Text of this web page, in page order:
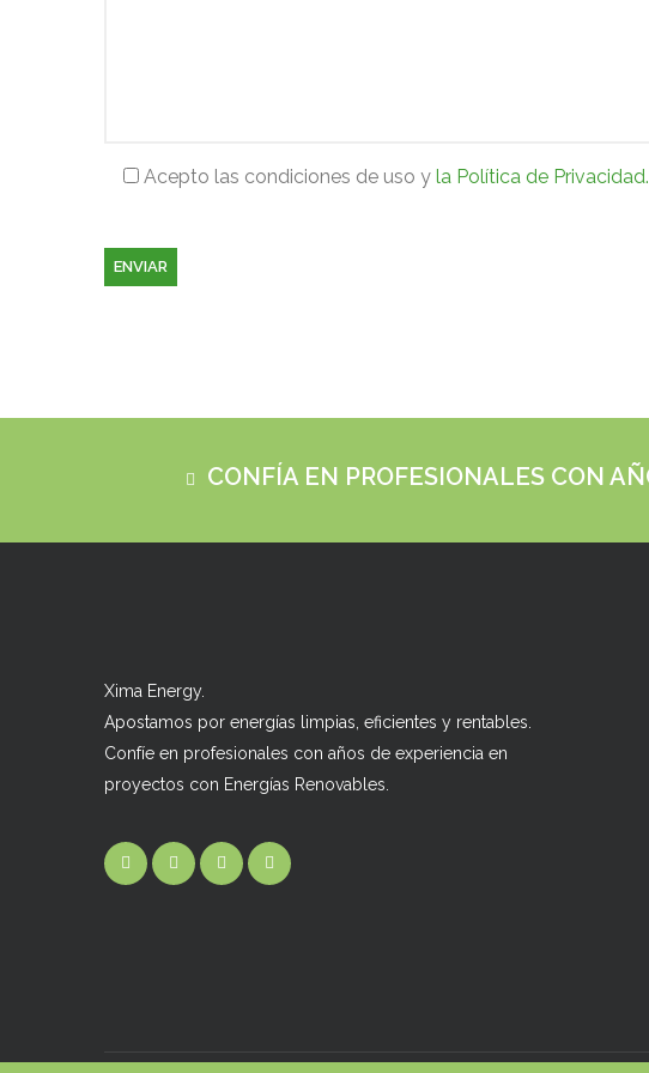
Acepto las condiciones de uso y la Política de Privacidad.
CONFÍA EN PROFESIONALES CON
Xima Energy.
Apostamos por energías limpias, eficientes y rentables.
Confíe en profesionales con años de experiencia en
proyectos con Energías Renovables.